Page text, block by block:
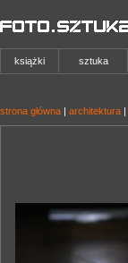
książki sztuka
strona główna | architektura |